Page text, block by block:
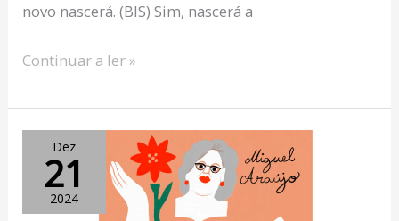
novo nascerá. (BIS) Sim, nascerá a
Continuar a ler »
Dez
21
2024
Canção
Esperança